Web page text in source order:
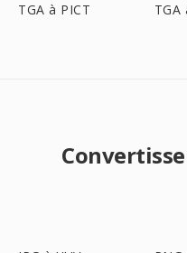
TGA à PICT TGA